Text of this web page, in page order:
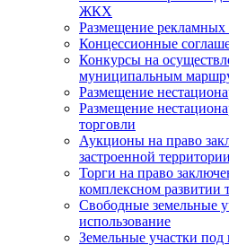
ЖКХ
Размещение рекламных
Концессионные
Конкурсы на
муниципальным
Размещение
Размещение
торговли
Аукционы на право
застроенной территории
Торги на право
комплексном развитии
Свободные земельные
использование
Земельные участки под